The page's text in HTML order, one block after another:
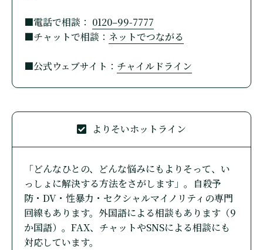
■電話で相談： 0120–99-7777
■チャットで相談： ネットでつながる
■公式ウェブサイト： チャイルドライン
よりそいホットライン
「どんなひとの、どんな悩みにもよりそって、い
っしょに解決する方法をさがします」。自殺予
防・DV・性暴力・セクシャルマイノリティの専門
回線もあります。外国語による相談もあります（9
か国語）。FAX、チャットやSNSによる相談にも
対応しています。